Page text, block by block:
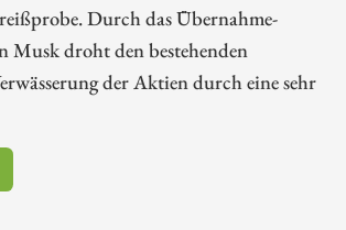
Durch das Übernahme-
Musk droht den bestehenden
der Aktien durch eine sehr